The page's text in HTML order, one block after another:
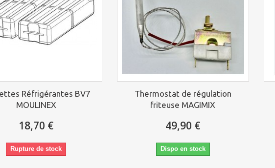
Réfrigérantes BV7
MOULINEX
18,70 €
Rupture de stock
Thermostat de régulation
friteuse MAGIMIX
49,90 €
Dispo en stock